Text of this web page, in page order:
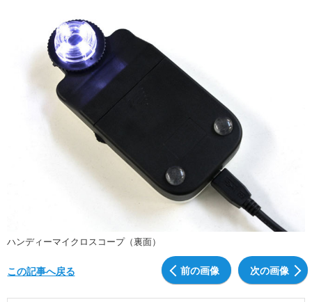
ハンディーマイクロスコープ（裏面）
前の画像 次の画像
この記事へ戻る